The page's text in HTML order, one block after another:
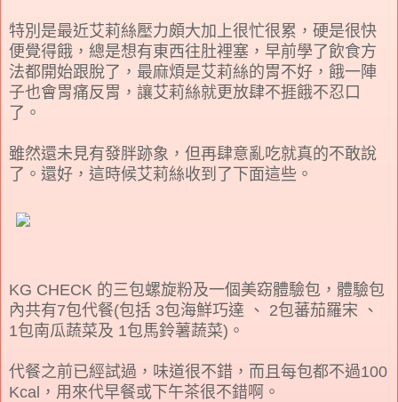
特別是最近艾莉絲壓力頗大加上很忙很累，硬是很快
便覺得餓，總是想有東西往肚裡塞，早前學了飲食方
法都開始跟脫了，最麻煩是艾莉絲的胃不好，餓一陣
子也會胃痛反胃，讓艾莉絲就更放肆不捱餓不忍口
了。
雖然還未見有發胖跡象，但再肆意亂吃就真的不敢說
了。還好，這時候艾莉絲收到了下面這些。
KG CHECK 的三包螺旋粉及一個美窈體驗包，體驗包
內共有7包代餐(包括 3包海鮮巧達 、 2包蕃茄羅宋 、
1包南瓜蔬菜及 1包馬鈴薯蔬菜)。
代餐之前已經試過，味道很不錯，而且每包都不過100
Kcal，用來代早餐或下午茶很不錯啊。